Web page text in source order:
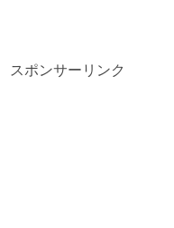
スポンサーリンク